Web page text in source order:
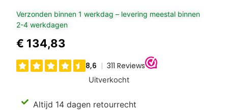
Verzonden binnen 1 werkdag – levering meestal binnen
2-4 werkdagen
€ 134,83
Uitverkocht
Altijd 14 dagen retourrecht